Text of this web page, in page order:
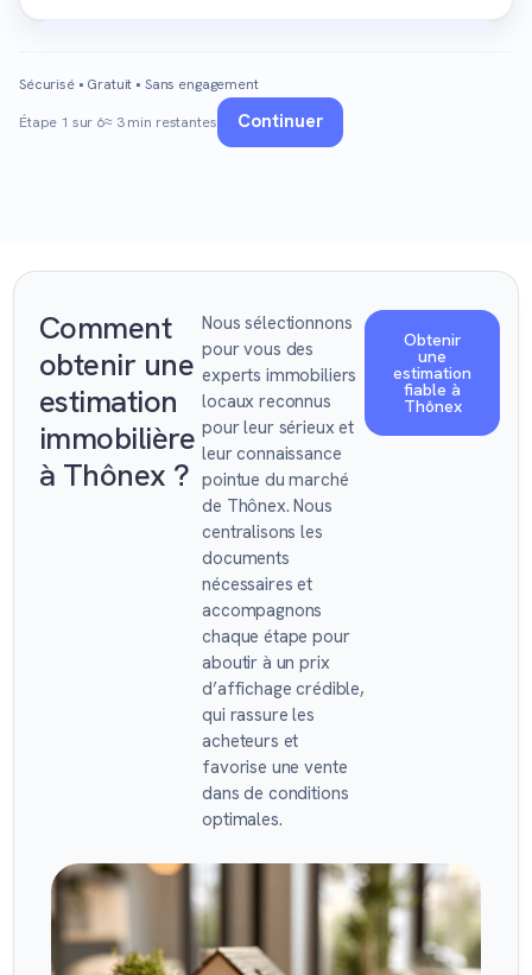
Sécurisé • Gratuit • Sans engagement
Étape 1 sur 6≈ 3 min restantes Continuer
Comment
obtenir une
estimation
immobilière
à Thônex ?
Nous sélectionnons
pour vous des
experts immobiliers
locaux reconnus
pour leur sérieux et
leur connaissance
pointue du marché
de Thônex. Nous
centralisons les
documents
nécessaires et
accompagnons
chaque étape pour
aboutir à un prix
d’affichage crédible,
qui rassure les
acheteurs et
favorise une vente
dans de conditions
optimales.
Obtenir
une
estimation
fiable à
Thônex